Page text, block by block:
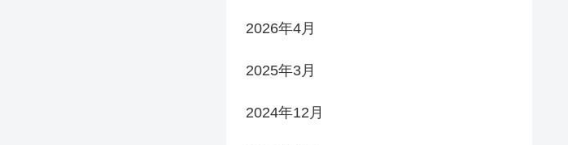
2026年4月
2025年3月
2024年12月